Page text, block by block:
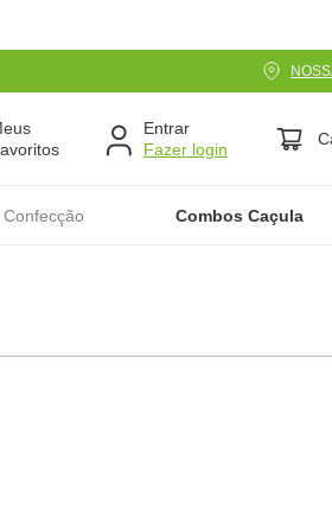
Entrar
Combos Caçula